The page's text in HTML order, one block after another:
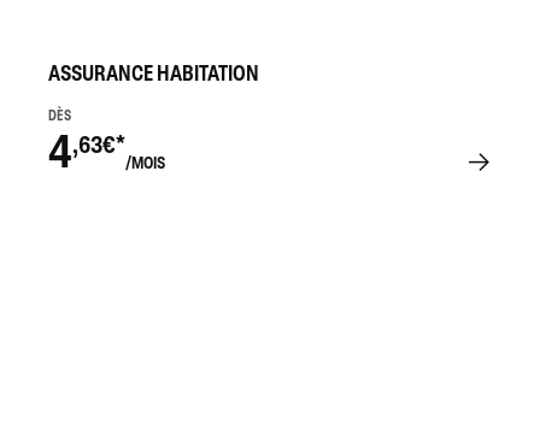
ASSURANCE HABITATION
DÈS
4,63€*
/MOIS